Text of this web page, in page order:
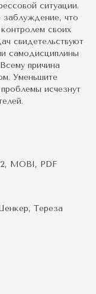
ситуации.
заблуждение, что
своих
свидетельствуют
самодисциплины
причина
Уменьшите
исчезнут
MOBI, PDF
Тереза